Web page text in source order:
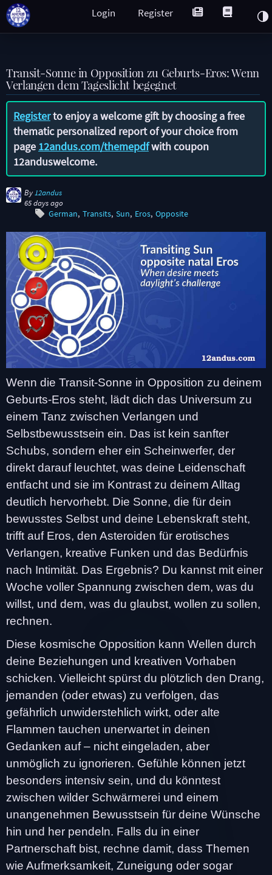
Register
Login
Transit-Sonne in Opposition zu Geburts-Eros: Wenn
Verlangen dem Tageslicht begegnet
Registerto enjoy a welcome gift by choosing a free
thematic personalized report of your choice from
page 12andus.com/themepdfwith coupon
12anduswelcome.
By 12andus
65 days ago
German Transits Sun Eros Opposite
Wenn die Transit-Sonne in Opposition zu deinem
Geburts-Eros steht, lädt dich das Universum zu
einem Tanz zwischen Verlangen und
Selbstbewusstsein ein. Das ist kein sanfter
Schubs, sondern eher ein Scheinwerfer, der
direkt darauf leuchtet, was deine Leidenschaft
entfacht und sie im Kontrast zu deinem Alltag
deutlich hervorhebt. Die Sonne, die für dein
bewusstes Selbst und deine Lebenskraft steht,
trifft auf Eros, den Asteroiden für erotisches
Verlangen, kreative Funken und das Bedürfnis
nach Intimität. Das Ergebnis? Du kannst mit einer
Woche voller Spannung zwischen dem, was du
willst, und dem, was du glaubst, wollen zu sollen,
rechnen.
Diese kosmische Opposition kann Wellen durch
deine Beziehungen und kreativen Vorhaben
schicken. Vielleicht spürst du plötzlich den Drang,
jemanden (oder etwas) zu verfolgen, das
gefährlich unwiderstehlich wirkt, oder alte
Flammen tauchen unerwartet in deinen
Gedanken auf – nicht eingeladen, aber
unmöglich zu ignorieren. Gefühle können jetzt
besonders intensiv sein, und du könntest
zwischen wilder Schwärmerei und einem
unangenehmen Bewusstsein für deine Wünsche
hin und her pendeln. Falls du in einer
Partnerschaft bist, rechne damit, dass Themen
wie Aufmerksamkeit, Zuneigung oder sogar